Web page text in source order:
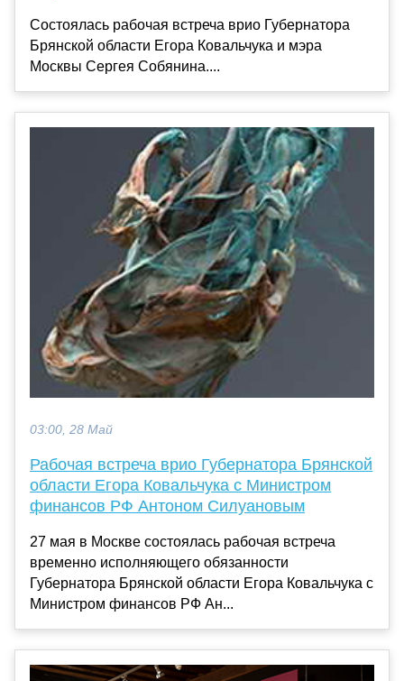
Состоялась рабочая встреча врио Губернатора
Брянской области Егора Ковальчука и мэра
Москвы Сергея Собянина....
03:00, 28 Май
Рабочая встреча врио Губернатора Брянской
области Егора Ковальчука с Министром
финансов РФ Антоном Силуановым
27 мая в Москве состоялась рабочая встреча
временно исполняющего обязанности
Губернатора Брянской области Егора Ковальчука с
Министром финансов РФ Ан...